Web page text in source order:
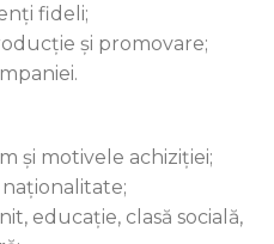
fideli;
și promovare;
și motivele achiziției;
educație, clasă socială,